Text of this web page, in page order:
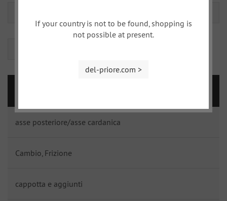
asse posteriore/asse cardanica
Cambio, Frizione
cappotta e aggiunti
If your country is not to be found, shopping is
not possible at present.
del-priore.com >